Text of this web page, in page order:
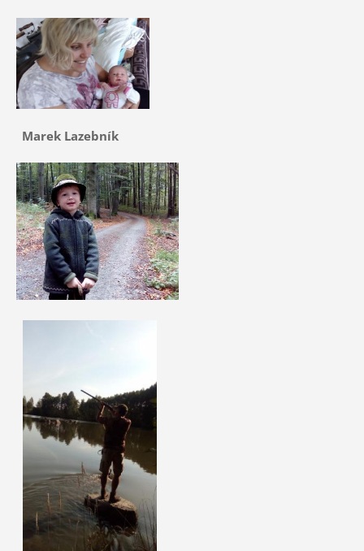
Marek Lazebník